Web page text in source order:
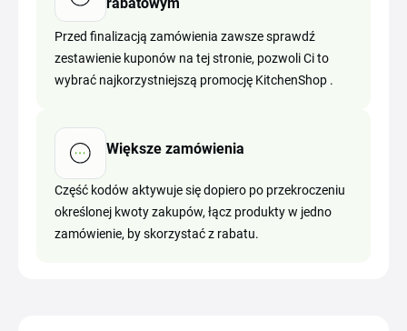
Przed finalizacją zamówienia zawsze sprawdź
zestawienie kuponów na tej stronie, pozwoli Ci to
wybrać najkorzystniejszą promocję KitchenShop .
Większe zamówienia
Część kodów aktywuje się dopiero po przekroczeniu
określonej kwoty zakupów, łącz produkty w jedno
zamówienie, by skorzystać z rabatu.